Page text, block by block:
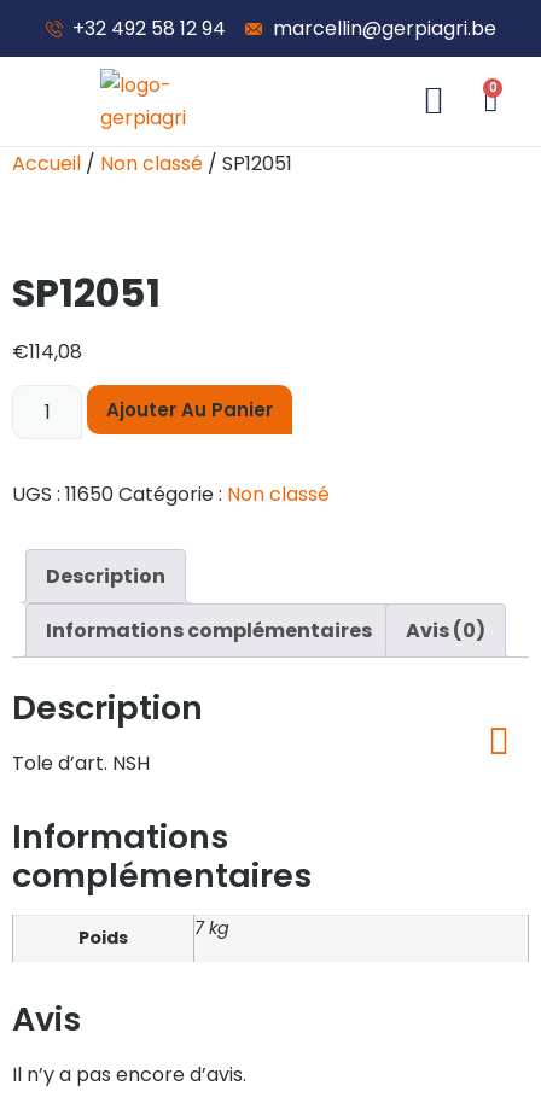
+32 492 58 12 94 marcellin@gerpiagri.be
0
Accueil / Non classé / SP12051
SP12051
€114,08
Ajouter Au Panier
UGS : 11650Catégorie : Non classé
Description
Informations complémentaires
Avis (0)
Description
Tole d’art. NSH
Informations
complémentaires
Poids 7 kg
Avis
Il n’y a pas encore d’avis.